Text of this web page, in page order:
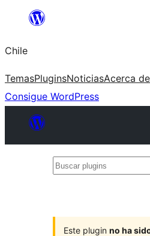
Saltar
contenido
Chile
TemasPluginsNoticiasAcerca de
Consigue WordPress
Buscar
Este plugin no ha